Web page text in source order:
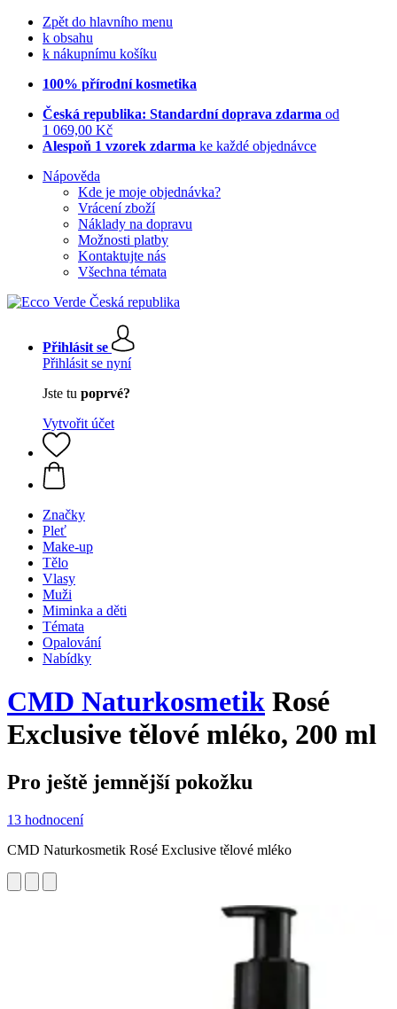
Zpět do hlavního menu
k obsahu
k nákupnímu košíku
100% přírodní kosmetika
Česká republika: Standardní doprava zdarma od
1 069,00 Kč
Alespoň 1 vzorek zdarma ke každé objednávce
Nápověda
Kde je moje objednávka?
Vrácení zboží
Náklady na dopravu
Možnosti platby
Kontaktujte nás
Všechna témata
Přihlásit se
Přihlásit se nyní
Jste tu poprvé?
Vytvořit účet
Značky
Pleť
Make-up
Tělo
Vlasy
Muži
Miminka a děti
Témata
Opalování
Nabídky
CMD Naturkosmetik Rosé
Exclusive tělové mléko, 200 ml
Pro ještě jemnější pokožku
13 hodnocení
CMD Naturkosmetik Rosé Exclusive tělové mléko